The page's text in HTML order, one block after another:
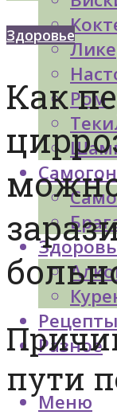
Ром
Самогон
Рецепты
Разное
Меню
Здоровье
Как
пути